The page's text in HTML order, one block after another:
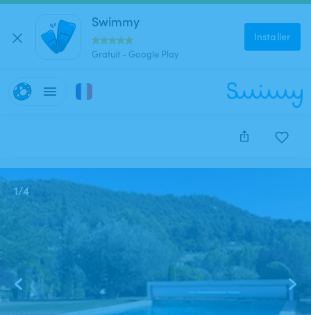
Swimmy
Gratuit - Google Play
Installer
Cette annonce est close et ne peut être réservée.
1/4